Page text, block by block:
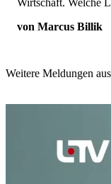
Wirtschaft. Welche
von Marcus Billik
Weitere Meldungen